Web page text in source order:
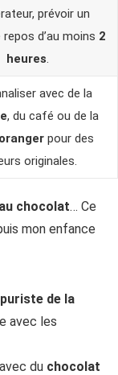
prévoir un
d’au moins 2
heures.
avec de la
, du café ou de la
orangerpour des
originales.
chocolat… Ce
mon enfance
puriste de la
avec les
du chocolat